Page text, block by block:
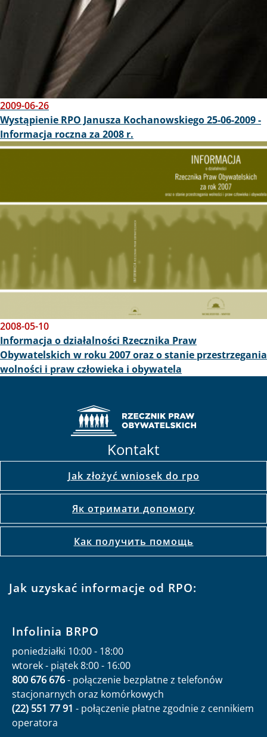
2009-06-26
Wystąpienie RPO Janusza Kochanowskiego 25-06-2009 -
Informacja roczna za 2008 r.
Obraz
2008-05-10
Informacja o działalności Rzecznika Praw
Obywatelskich w roku 2007 oraz o stanie przestrzegania
wolności i praw człowieka i obywatela
Kontakt
Jak złożyć wniosek do rpo
Як отримати допомогу
Как получить помощь
Jak uzyskać informacje od RPO:
Infolinia BRPO
poniedziałki 10:00 - 18:00
wtorek - piątek 8:00 - 16:00
800 676 676- połączenie bezpłatne z telefonów
stacjonarnych oraz komórkowych
(22) 551 77 91 - połączenie płatne zgodnie z cennikiem
operatora